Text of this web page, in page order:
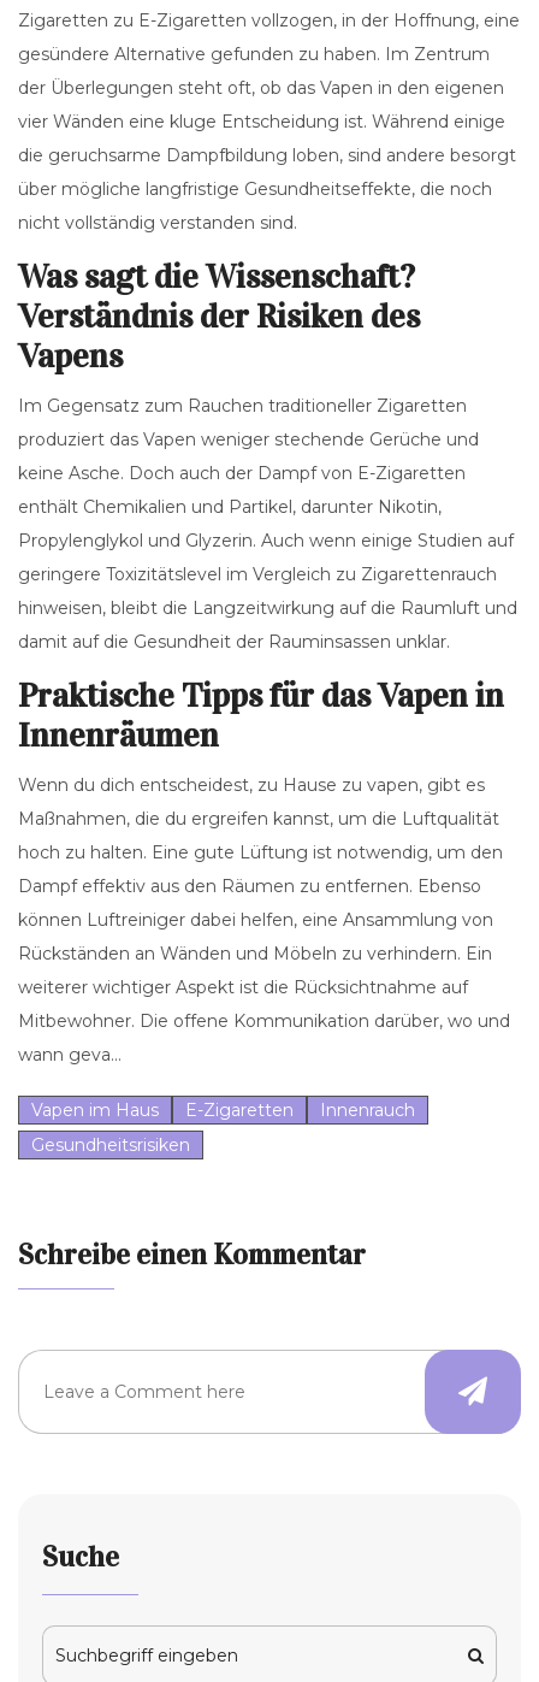
Zigaretten zu E-Zigaretten vollzogen, in der Hoffnung, eine
gesündere Alternative gefunden zu haben. Im Zentrum
der Überlegungen steht oft, ob das Vapen in den eigenen
vier Wänden eine kluge Entscheidung ist. Während einige
die geruchsarme Dampfbildung loben, sind andere besorgt
über mögliche langfristige Gesundheitseffekte, die noch
nicht vollständig verstanden sind.
Was sagt die Wissenschaft?
Verständnis der Risiken des
Vapens
Im Gegensatz zum Rauchen traditioneller Zigaretten
produziert das Vapen weniger stechende Gerüche und
keine Asche. Doch auch der Dampf von E-Zigaretten
enthält Chemikalien und Partikel, darunter Nikotin,
Propylenglykol und Glyzerin. Auch wenn einige Studien auf
geringere Toxizitätslevel im Vergleich zu Zigarettenrauch
hinweisen, bleibt die Langzeitwirkung auf die Raumluft und
damit auf die Gesundheit der Rauminsassen unklar.
Praktische Tipps für das Vapen in
Innenräumen
Wenn du dich entscheidest, zu Hause zu vapen, gibt es
Maßnahmen, die du ergreifen kannst, um die Luftqualität
hoch zu halten. Eine gute Lüftung ist notwendig, um den
Dampf effektiv aus den Räumen zu entfernen. Ebenso
können Luftreiniger dabei helfen, eine Ansammlung von
Rückständen an Wänden und Möbeln zu verhindern. Ein
weiterer wichtiger Aspekt ist die Rücksichtnahme auf
Mitbewohner. Die offene Kommunikation darüber, wo und
wann geva...
Vapen im Haus E-Zigaretten
Innenrauch
Gesundheitsrisiken
Schreibe einen Kommentar
Suche